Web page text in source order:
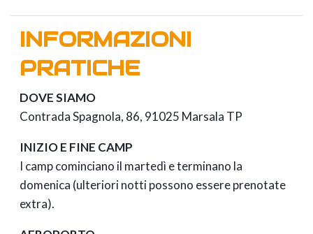
INFORMAZIONI
PRATICHE
DOVE SIAMO
Contrada Spagnola, 86, 91025 Marsala TP
INIZIO E FINE CAMP
I camp cominciano il martedì e terminano la
domenica (ulteriori notti possono essere prenotate
extra).